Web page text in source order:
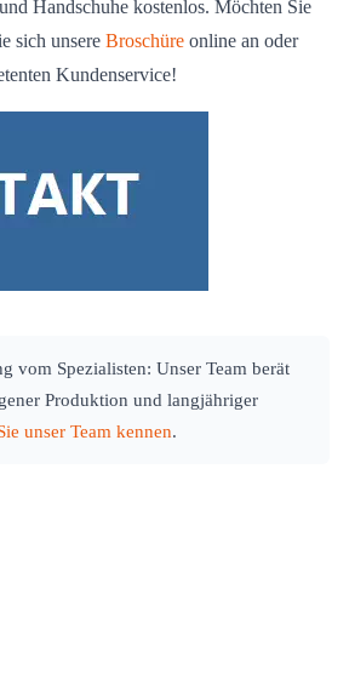
Handschuhe kostenlos. Möchten Sie
sich unsere Broschüre online an oder
Kundenservice!
vom Spezialisten: Unser Team berät
Produktion und langjähriger
unser Team kennen.